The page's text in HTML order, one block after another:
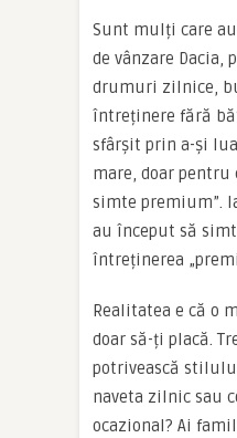
Sunt mulți care
de vânzare Dacia,
drumuri zilnice,
întreținere fără
sfârșit prin a-și
mare, doar pentru
simte premium”.
au început să
întreținerea
Realitatea e că o
doar să-ți placă.
potrivească
naveta zilnic sau
ocazional? Ai